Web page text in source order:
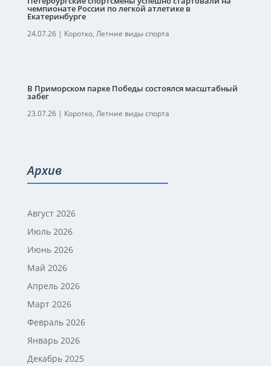
чемпионате России по легкой атлетике в
Екатеринбурге
24.07.26| Коротко, Летние виды спорта
В Приморском парке Победы состоялся масштабный
забег
23.07.26| Коротко, Летние виды спорта
Архив
Август 2026
Июль 2026
Июнь 2026
Май 2026
Апрель 2026
Март 2026
Февраль 2026
Январь 2026
Декабрь 2025